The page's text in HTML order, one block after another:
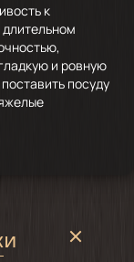
к
и ровную
посуду